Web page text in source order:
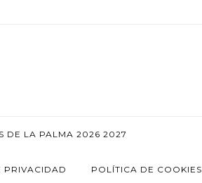
DE LA PALMA 2026 2027
PRIVACIDAD POLÍTICA DE COOKIES